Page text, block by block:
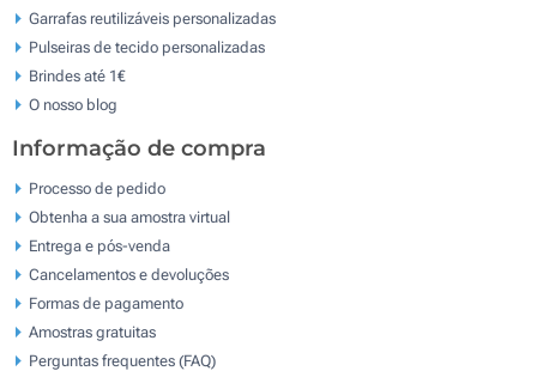
Garrafas reutilizáveis personalizadas
Pulseiras de tecido personalizadas
Brindes até 1€
O nosso blog
Informação de compra
Processo de pedido
Obtenha a sua amostra virtual
Entrega e pós-venda
Cancelamentos e devoluções
Formas de pagamento
Amostras gratuitas
Perguntas frequentes (FAQ)